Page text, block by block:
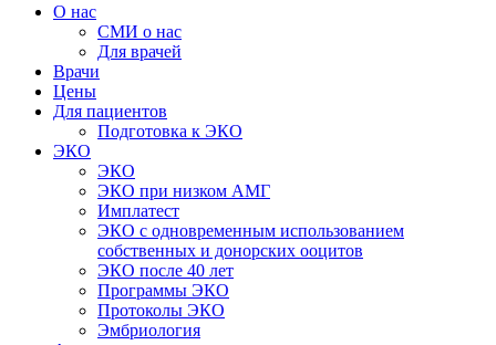
О нас
СМИ о нас
Для врачей
Врачи
Цены
Для пациентов
Подготовка к ЭКО
ЭКО
ЭКО
ЭКО при низком АМГ
Имплатест
ЭКО с одновременным использованием
собственных и донорских ооцитов
ЭКО после 40 лет
Программы ЭКО
Протоколы ЭКО
Эмбриология